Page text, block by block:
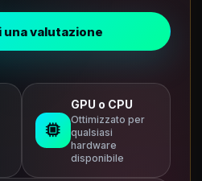
una valutazione
GPU o CPU
Ottimizzato per
qualsiasi
hardware
disponibile